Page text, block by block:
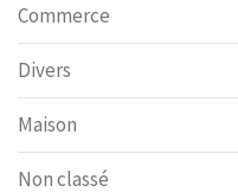
Commerce
Divers
Maison
Non classé